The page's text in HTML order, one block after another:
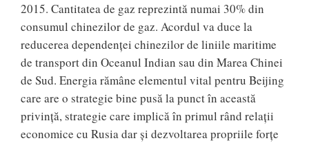
2015. Cantitatea de gaz reprezintă numai 30% din
consumul chinezilor de gaz. Acordul va duce la
reducerea dependenței chinezilor de liniile maritime
de transport din Oceanul Indian sau din Marea Chinei
de Sud. Energia rămâne elementul vital pentru Beijing
care are o strategie bine pusă la punct în această
privință, strategie care implică în primul rând relații
economice cu Rusia dar și dezvoltarea propriile forțe